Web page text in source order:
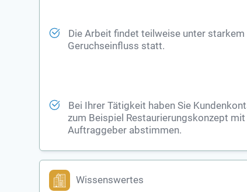
Die Arbeit findet teilweise unter starkem
Geruchseinfluss statt.
Bei Ihrer Tätigkeit haben Sie
zum Beispiel Restaurierungskonzept mit
Auftraggeber abstimmen.
Wissenswertes